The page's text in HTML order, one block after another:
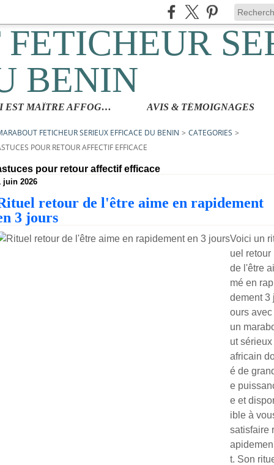
QUI EST MAÎTRE AFFOGBAKOR AVIS & TÉMOIGNAGES
FETICHEUR SERIEUX EFFICACE DU BENIN > CATEGORIES >
POUR RETOUR AFFECTIF EFFICACE
pour retour affectif efficace
juin 2026
retour de l'être aime en rapidement
3 jours
Voici un
uel retour
de l'être ai
mé en
dement 3
ours avec
un
ut sérieux
africain
é de
e
e et
ible à
satisfaire r
apidemen
t. Son